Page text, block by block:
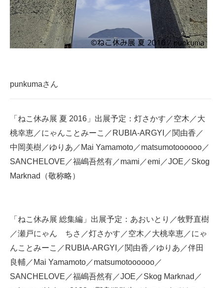
punkumaさん
「ねこ休み展 夏 2016」出展予定：灯さかす／空木／大
桃幸恵／にゃんことみーこ／RUBIA-ARGYI／関由香／
中岡美樹／ゆりあ／Mai Yamamoto／matsumotoooooo／
SANCHELOVE／福嶋吾然有／mami／emi／JOE／Skog
Marknad（敬称略）
「ねこ休み展 総集編」出展予定：あおいとり／牧野直樹
／瀬戸にゃん ちさ／灯さかす／空木／大桃幸恵／にゃ
んことみーこ／RUBIA-ARGYI／関由香／ゆりあ／伴田
良輔／Mai Yamamoto／matsumotoooooo／
SANCHELOVE／福嶋吾然有／JOE／Skog Marknad／